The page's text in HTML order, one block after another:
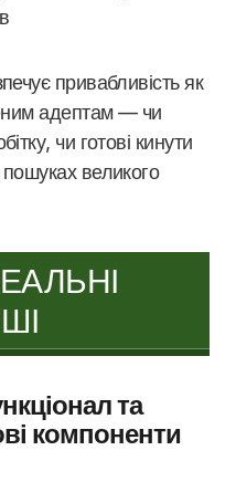
привабливість як
адептам — чи
чи готові кинути
великого
та
компоненти